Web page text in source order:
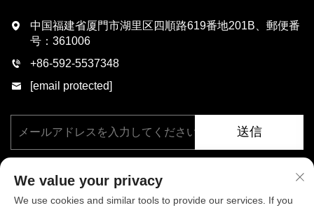
中国福建省厦門市湖里区四順路619番地201B、郵便番
号：361006
+86-592-5537348
[email protected]
送信
We value your privacy
We use cookies and similar tools to provide our services. If you